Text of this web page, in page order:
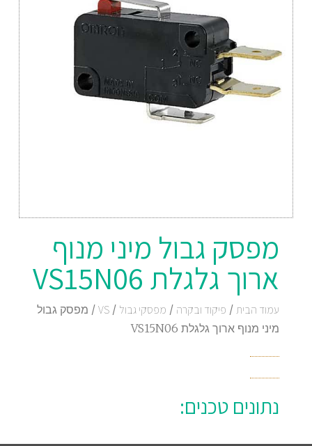
מפסק גבול מיני מנוף
ארוך גלגלת VS15N06
עמוד הבית / פיקוד ובקרה / מפסקי גבול /
VS/ מפסק גבול
מיני מנוף ארוך גלגלת VS15N06
נתונים טכנים: